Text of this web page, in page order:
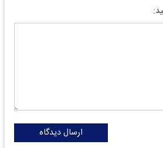
ارسال دیدگاه